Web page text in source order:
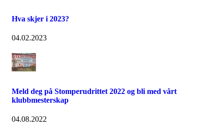
Hva skjer i 2023?
04.02.2023
Meld deg på Stomperudrittet 2022 og bli med vårt
klubbmesterskap
04.08.2022